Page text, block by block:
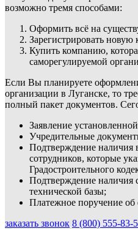
возможно тремя способами:
Оформить всё на
Зарегистрировать
Купить компанию,
саморегулируемой
Если Вы планируете
организации в Луганске, то
полный пакет документов.
Заявление
Учредительные
Подтверждение наличия
сотрудников, которые
Градостроительного
Подтверждение наличия
технической базы;
Платежное поручение об
заказать звонок 8 (800) 555-83-